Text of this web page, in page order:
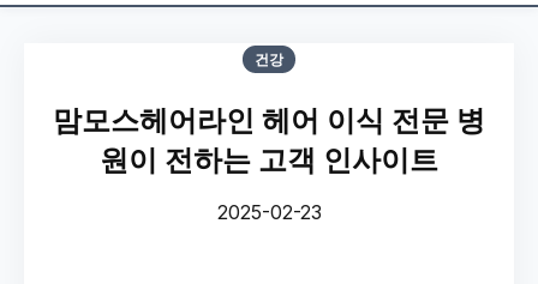
건강
맘모스헤어라인 헤어 이식 전문 병
원이 전하는 고객 인사이트
2025-02-23